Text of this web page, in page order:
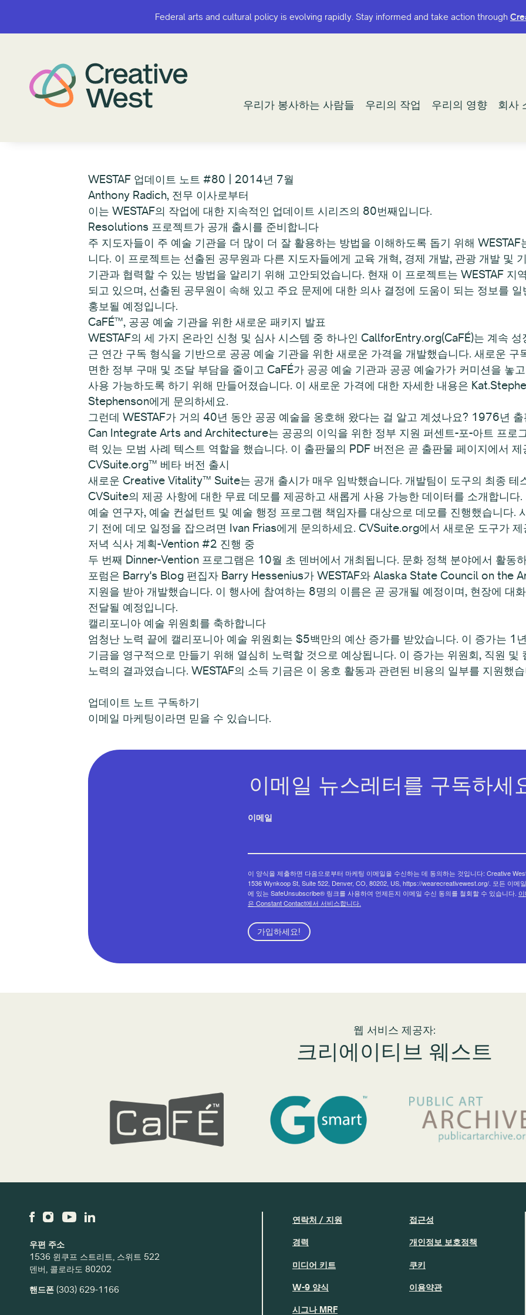
Federal arts and cultural policy is evolving rapidly. Stay informed and take action through
우리가 봉사하는 사람들 우리의 작업 우리의 영향 회사
Federal arts and cultural policy is evolving rapidly. Stay informed and take action through
우리가 봉사하는 사람들 우리의 작업 우리의 영향 회사
WESTAF 업데이트 노트 #80 | 2014년 7월
Anthony Radich, 전무 이사로부터
이는 WESTAF의 작업에 대한 지속적인 업데이트 시리즈의 80번째입니다.
Resolutions 프로젝트가 공개 출시를 준비합니다
주 지도자들이 주 예술 기관을 더 많이 더 잘 활용하는 방법을 이해하도록 돕기 위해
니다. 이 프로젝트는 선출된 공무원과 다른 지도자들에게 교육 개혁, 경제 개발, 관광 개발 및
기관과 협력할 수 있는 방법을 알리기 위해 고안되었습니다. 현재 이 프로젝트는 WESTAF 지
되고 있으며, 선출된 공무원이 속해 있고 주요 문제에 대한 의사 결정에 도움이 되는 정보를
홍보될 예정입니다.
CaFÉ™, 공공 예술 기관을 위한 새로운 패키지 발표
WESTAF의 세 가지 온라인 신청 및 심사 시스템 중 하나인 CallforEntry.org(CaFÉ)는 계속
근 연간 구독 형식을 기반으로 공공 예술 기관을 위한 새로운 가격을 개발했습니다. 새로운 구
면한 정부 구매 및 조달 부담을 줄이고 CaFÉ가 공공 예술 기관과 공공 예술가가 커미션을 놓
사용 가능하도록 하기 위해 만들어졌습니다. 이 새로운 가격에 대한 자세한 내용은
Stephenson에게 문의하세요.
그런데 WESTAF가 거의 40년 동안 공공 예술을 옹호해 왔다는 걸 알고 계셨나요? 1976년
Can Integrate Arts and Architecture는 공공의 이익을 위한 정부 지원 퍼센트-포-아트 프로
력 있는 모범 사례 텍스트 역할을 했습니다. 이 출판물의 PDF 버전은 곧 출판물 페이지에서 제
CVSuite.org™ 베타 버전 출시
새로운 Creative Vitality™ Suite는 공개 출시가 매우 임박했습니다. 개발팀이 도구의 최종 테
CVSuite의 제공 사항에 대한 무료 데모를 제공하고 새롭게 사용 가능한 데이터를 소개합니
예술 연구자, 예술 컨설턴트 및 예술 행정 프로그램 책임자를 대상으로 데모를 진행했습니다.
기 전에 데모 일정을 잡으려면 Ivan Frias에게 문의하세요. CVSuite.org에서 새로운 도구가
저녁 식사 계획-Vention #2 진행 중
두 번째 Dinner-Vention 프로그램은 10월 초 덴버에서 개최됩니다. 문화 정책 분야에서 활동
포럼은 Barry's Blog 편집자 Barry Hessenius가 WESTAF와 Alaska State Council on the
지원을 받아 개발했습니다. 이 행사에 참여하는 8명의 이름은 곧 공개될 예정이며, 현장에 대
전달될 예정입니다.
캘리포니아 예술 위원회를 축하합니다
엄청난 노력 끝에 캘리포니아 예술 위원회는 $5백만의 예산 증가를 받았습니다. 이 증가는 1
기금을 영구적으로 만들기 위해 열심히 노력할 것으로 예상됩니다. 이 증가는 위원회, 직원 및
노력의 결과였습니다. WESTAF의 소득 기금은 이 옹호 활동과 관련된 비용의 일부를 지원했
업데이트 노트 구독하기
이메일 마케팅이라면 믿을 수 있습니다.
이메일 뉴스레터를 구독하세
이메일
이 양식을 제출하면 다음으로부터 마케팅 이메일을 수신하는 데 동의하는 것입니다: Creative
1536 Wynkoop St, Suite 522, Denver, CO, 80202, US, https://wearecreativewest.org/. 모든 이메
에 있는 SafeUnsubscribe® 링크를 사용하여 언제든지 이메일 수신 동의를 철회할 수 있습니다.
은 Constant Contact에서 서비스합니다.
가입하세요!
웹 서비스 제공자:
크리에이티브 웨스트
우편 주소
1536 윈쿠프 스트리트, 스위트 522
덴버, 콜로라도 80202
핸드폰 (303) 629-1166
연락처 / 지원
경력
미디어 키트
W-9 양식
시그나 MRF
접근성
개인정보 보호정책
쿠키
이용약관